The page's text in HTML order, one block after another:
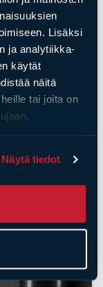
Lisäksi
ja analytiikka-
käytät
näitä
tai joita on
Näytä tiedot
vanhoille
designia,
kestää